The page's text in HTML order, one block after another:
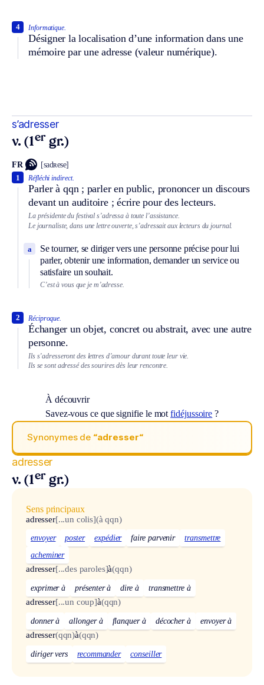
Informatique.
Désigner la localisation d’une information dans une
mémoire par une adresse (valeur numérique).
4
s’adresser
v. (1er gr.)
FR [sadʀese]
Réfléchi indirect.
Parler à qqn ; parler en public, prononcer un discours
devant un auditoire ; écrire pour des lecteurs.
1
La présidente du festival s’adressa à toute l’assistance.
Le journaliste, dans une lettre ouverte, s’adressait aux lecteurs du journal.
Se tourner, se diriger vers une personne précise pour lui
parler, obtenir une information, demander un service ou
satisfaire un souhait.
a
C’est à vous que je m’adresse.
Réciproque.
Échanger un objet, concret ou abstrait, avec une autre
personne.
2
Ils s’adresseront des lettres d’amour durant toute leur vie.
Ils se sont adressé des sourires dès leur rencontre.
À découvrir
Savez-vous ce que signifie le motfidéjussoire ?
Synonymes de “adresser“
adresser
v. (1er gr.)
Sens principaux
adresser[...un colis](à qqn)
envoyer poster expédier faire parvenir
transmettre
acheminer
adresser[...des paroles]à(qqn)
exprimer à présenter à dire à transmettre à
adresser[...un coup]à(qqn)
donner à allonger à flanquer à décocher à envoyer à
adresser(qqn)à(qqn)
diriger vers recommander conseiller